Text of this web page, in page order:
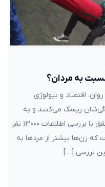
به مردان؟
اقتصاد و بیولوژی
ریسک می‌کنند و به
طور کلی محتاط‌تر هستند. حالا یک محقق با بررسی اطلاعات ۱۳۰۰۰ نفر
که زن‌ها بیشتر از مرد‌ها به
بررسی […]